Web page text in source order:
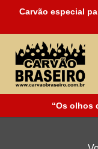
Carvão especial
“Os olhos